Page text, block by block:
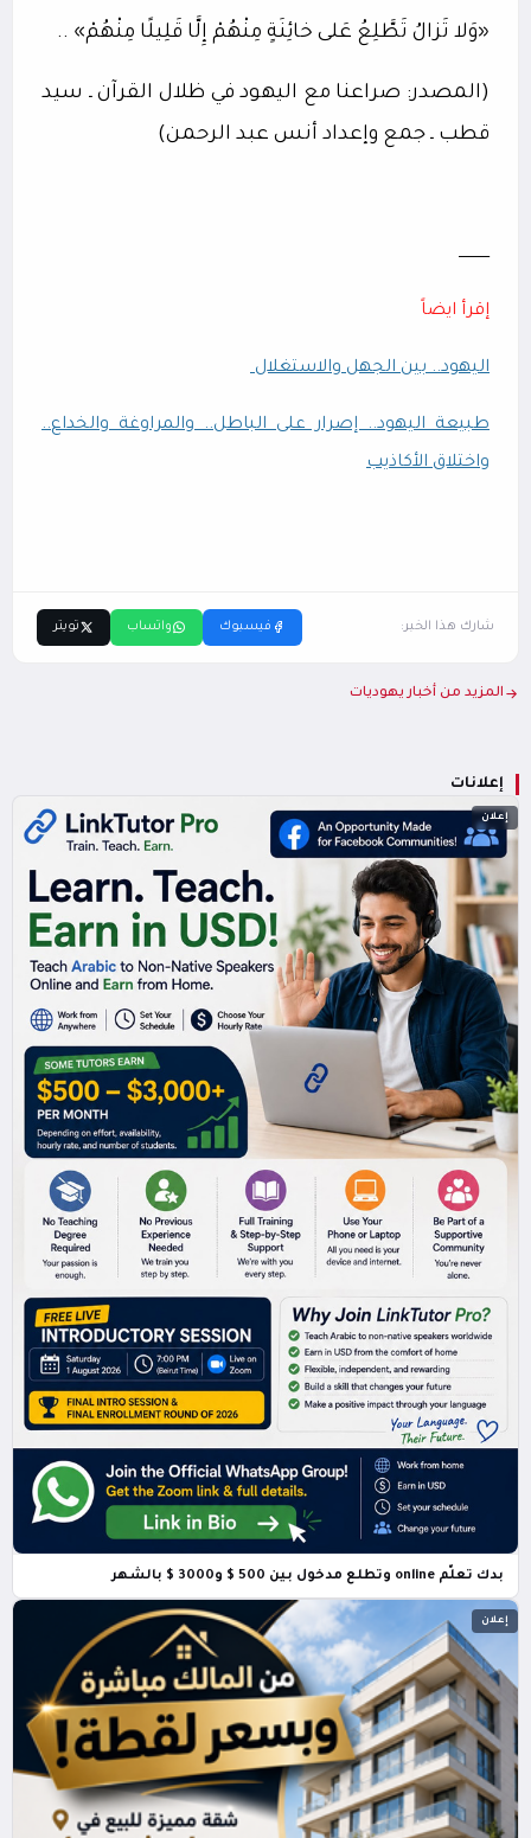
إعلانات
إعلان
بدك تعلّم online وتطلع مدخول بين 500 $ و3000 $ بالشهر
إعلان
«وَلا تَزالُ تَطَّلِعُ عَلى خائِنَةٍ مِنْهُمْ إِلَّا قَلِيلًا مِنْهُمْ» ..
(المصدر: صراعنا مع اليهود في ظلال القرآن ـ سيد
قطب ـ جمع وإعداد أنس عبد الرحمن)
ـــــــــــــ
إقرأ ايضاً
اليهود.. بين الجهل والاستغلال
طبيعة اليهود.. إصرار على الباطل.. والمراوغة والخداع..
واختلاق الأكاذيب
شارك هذا الخبر: فيسبوك واتساب تويتر
المزيد من أخبار يهوديات